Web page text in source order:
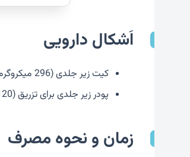
اَشکال دارویی
کیت زیر جلدی (296 میکروگرم؛ 444 میکروگرم؛ 888 میکروگرم)؛
پودر زیر جلدی برای تزریق (120 میکروگرم؛ 50 میکروگرم)
زمان و نحوه مصرف